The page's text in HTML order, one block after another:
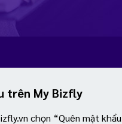
trên My Bizfly
chọn “Quên mật